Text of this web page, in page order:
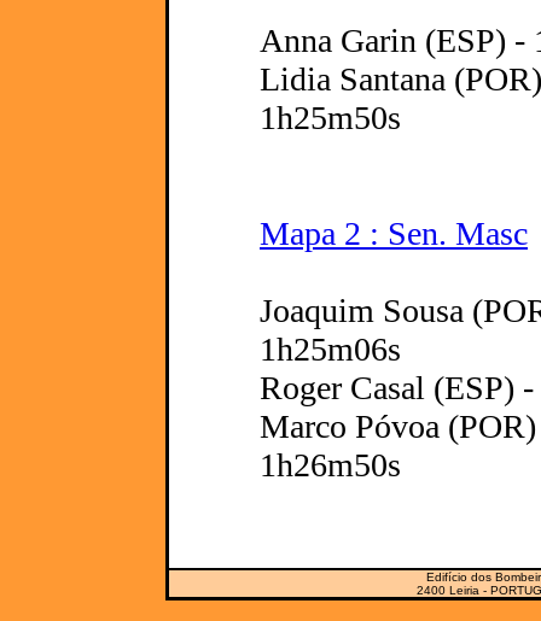
Anna Garin (ESP) -
Lidia Santana
1h25m50s
Mapa 2 : Sen. Masc
Joaquim Sousa
1h25m06s
Roger Casal (ESP)
Marco Póvoa
1h26m50s
Edifício dos
2400 Leiria -